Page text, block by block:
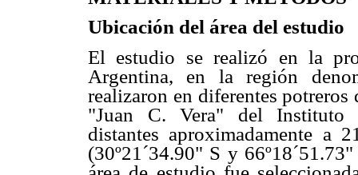
Ubicación del área del estudio
El estudio se realizó en la
Argentina, en la región
realizaron en diferentes
"Juan C. Vera" del Instituto
distantes aproximadamente
(30º21´34.90" S y